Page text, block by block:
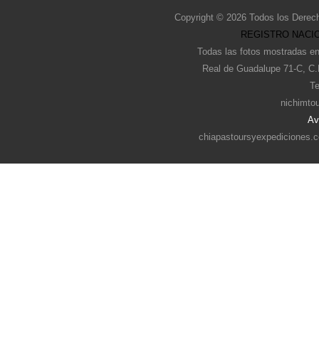
Copyright © 2026 Todos los
REGISTRO
Todas las fotos mostradas
Real de Guadalupe 71-C,